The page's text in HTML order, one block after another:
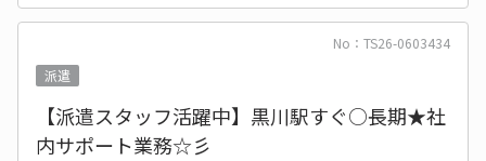
No：TS26-0603434
派遣
【派遣スタッフ活躍中】黒川駅すぐ○長期★社
内サポート業務☆彡